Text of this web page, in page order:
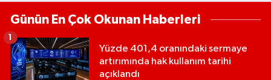
Günün En Çok Okunan Haberleri
Yüzde 401,4 oranındaki sermaye
artırımında hak kullanım tarihi
açıklandı
1